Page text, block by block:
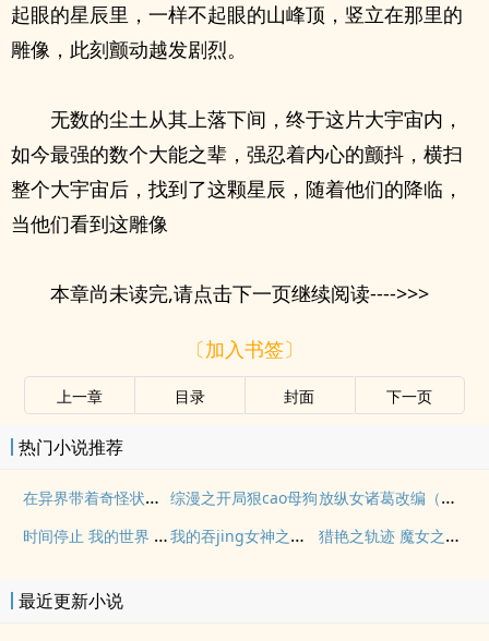
起眼的星辰里，一样不起眼的山峰顶，竖立在那里的
雕像，此刻颤动越发剧烈。
无数的尘土从其上落下间，终于这片大宇宙内，
如今最强的数个大能之辈，强忍着内心的颤抖，横扫
整个大宇宙后，找到了这颗星辰，随着他们的降临，
当他们看到这雕像
本章尚未读完,请点击下一页继续阅读---->>>
〔加入书签〕
上一章 目录 封面 下一页
热门小说推荐
在异界带着奇怪状态旅行 综漫之开局狠cao母狗
放纵女诸葛改编（吕谦独享版）
时间停止 我的世界 罗女神她大姨妈
我的吞jing女神之抱得美人归（全） 猎艳之轨迹 魔女之里缠绵
最近更新小说